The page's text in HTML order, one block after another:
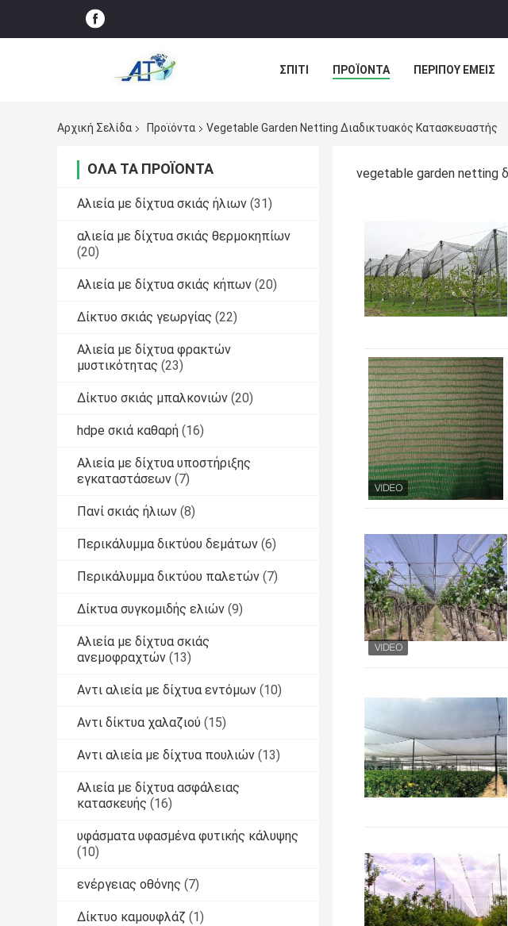
ΣΠΊΤΙ ΠΡΟΪΌΝΤΑ ΠΕΡΊΠΟΥ ΕΜΕΊΣ
Αρχική Σελίδα
Προϊόντα Vegetable Garden Netting Διαδικτυακός Κατασκευαστής
ΌΛΑ ΤΑ ΠΡΟΪΌΝΤΑ
Αλιεία με δίχτυα σκιάς ήλιων (31)
αλιεία με δίχτυα σκιάς θερμοκηπίων
(20)
Αλιεία με δίχτυα σκιάς κήπων (20)
Δίκτυο σκιάς γεωργίας (22)
Αλιεία με δίχτυα φρακτών
μυστικότητας (23)
Δίκτυο σκιάς μπαλκονιών (20)
hdpe σκιά καθαρή (16)
Αλιεία με δίχτυα υποστήριξης
εγκαταστάσεων (7)
Πανί σκιάς ήλιων (8)
Περικάλυμμα δικτύου δεμάτων (6)
Περικάλυμμα δικτύου παλετών (7)
Δίκτυα συγκομιδής ελιών (9)
Αλιεία με δίχτυα σκιάς
ανεμοφραχτών (13)
Αντι αλιεία με δίχτυα εντόμων (10)
Αντι δίκτυα χαλαζιού (15)
Αντι αλιεία με δίχτυα πουλιών (13)
Αλιεία με δίχτυα ασφάλειας
κατασκευής (16)
υφάσματα υφασμένα φυτικής κάλυψης
(10)
ενέργειας οθόνης (7)
Δίκτυο καμουφλάζ (1)
vegetable garden netting